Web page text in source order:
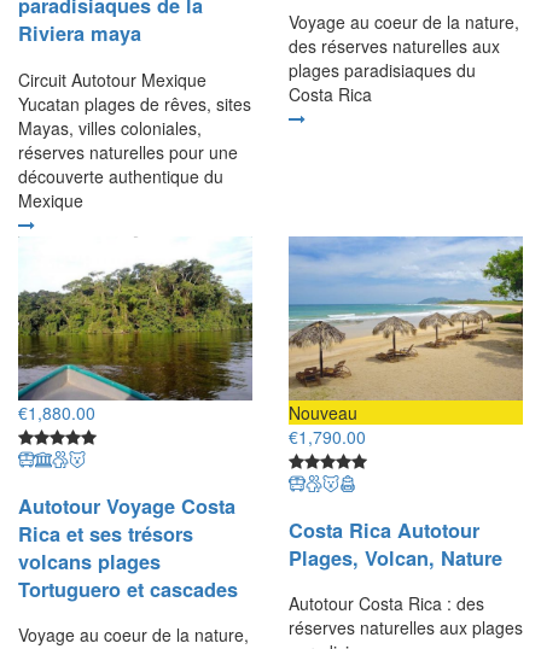
paradisiaques de la
Riviera maya
Circuit Autotour Mexique
Yucatan plages de rêves, sites
Mayas, villes coloniales,
réserves naturelles pour une
découverte authentique du
Mexique
Voyage au coeur de la nature,
des réserves naturelles aux
plages paradisiaques du
Costa Rica
€1,880.00
Autotour Voyage Costa
Rica et ses trésors
volcans plages
Tortuguero et cascades
Voyage au coeur de la nature,
Nouveau
€1,790.00
Costa Rica Autotour
Plages, Volcan, Nature
Autotour Costa Rica : des
réserves naturelles aux plages